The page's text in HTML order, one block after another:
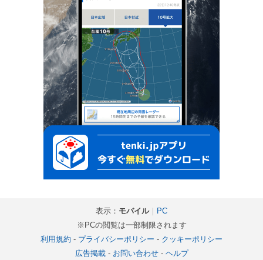
表示： モバイル｜ PC
※PCの閲覧は一部制限されます
利用規約 - プライバシーポリシー - クッキーポリシー
広告掲載- お問い合わせ- ヘルプ